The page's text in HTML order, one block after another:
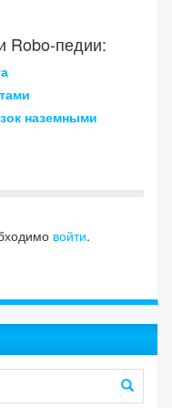
Robo-педии:
наземными
войти.